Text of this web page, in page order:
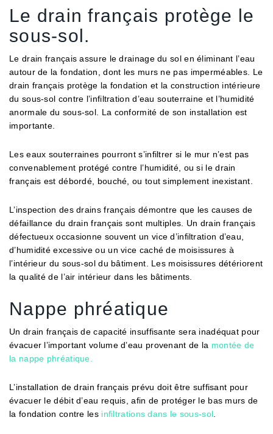
Le drain français protège le
sous-sol.
Le drain français assure le drainage du sol en éliminant l’eau
autour de la fondation, dont les murs ne pas imperméables. Le
drain français protège la fondation et la construction intérieure
du sous-sol contre l’infiltration d’eau souterraine et l’humidité
anormale du sous-sol. La conformité de son installation est
importante.
Les eaux souterraines pourront s’infiltrer si le mur n’est pas
convenablement protégé contre l’humidité, ou si le drain
français est débordé, bouché, ou tout simplement inexistant.
L’inspection des drains français démontre que les causes de
défaillance du drain français sont multiples. Un drain français
défectueux occasionne souvent un vice d’inﬁltration d’eau,
d’humidité excessive ou un vice caché de moisissures à
l’intérieur du sous-sol du bâtiment. Les moisissures détériorent
la qualité de l’air intérieur dans les bâtiments.
Nappe phréatique
Un drain français de capacité insuffisante sera inadéquat pour
évacuer l’important volume d’eau provenant de la montée de
la nappe phréatique.
L’installation de drain français prévu doit être suffisant pour
évacuer le débit d’eau requis, afin de protéger le bas murs de
la fondation contre les infiltrations dans le sous-sol